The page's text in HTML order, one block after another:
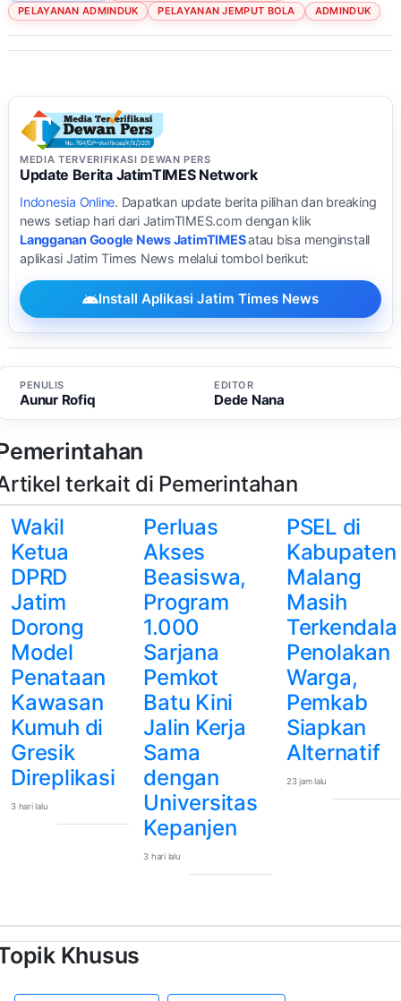
PELAYANAN ADMINDUK PELAYANAN JEMPUT BOLA ADMINDUK
MEDIA TERVERIFIKASI DEWAN PERS
Update Berita JatimTIMES Network
Indonesia Online. Dapatkan update berita pilihan dan breaking
news setiap hari dari JatimTIMES.com dengan klik
Langganan Google News JatimTIMESatau bisa menginstall
aplikasi Jatim Times News melalui tombol berikut:
Install Aplikasi Jatim Times News
PENULIS
Aunur Rofiq
EDITOR
Dede Nana
terkait di Pemerintahan
Wakil
Ketua
DPRD
Jatim
Dorong
Model
Penataan
Kawasan
Kumuh di
Gresik
Direplikasi
3 hari lalu
Perluas
Akses
Beasiswa,
Program
1.000
Sarjana
Pemkot
Batu Kini
Jalin Kerja
Sama
dengan
Universitas
Kepanjen
3 hari lalu
PSEL di
Kabupaten
Malang
Masih
Terkendala
Penolakan
Warga,
Pemkab
Siapkan
Alternatif
23 jam lalu
Khusus